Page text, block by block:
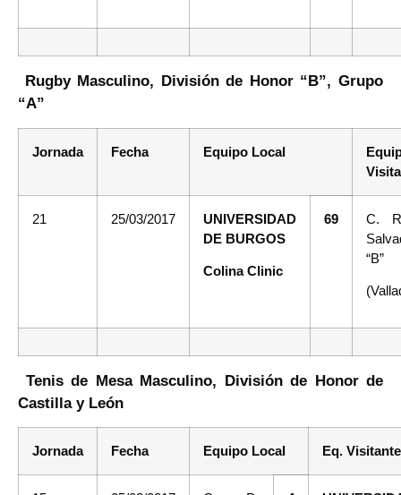
Rugby Masculino, División de Honor “B”, Grupo
“A”
Jornada Fecha Equipo Local
21 25/03/2017
UNIVERSIDAD
DE BURGOS
Colina Clinic
69
C.
“B”
Tenis de Mesa Masculino, División de Honor de
Castilla y León
Jornada Fecha Equipo Local Eq. Visitante